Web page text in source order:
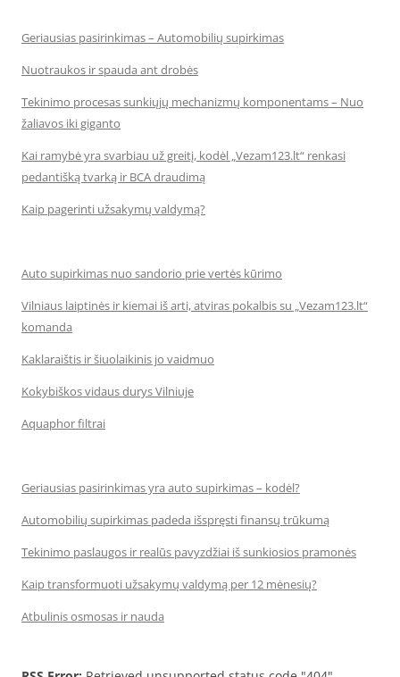
Geriausias pasirinkimas – Automobilių supirkimas
Nuotraukos ir spauda ant drobės
Tekinimo procesas sunkiųjų mechanizmų komponentams – Nuo
žaliavos iki giganto
Kai ramybė yra svarbiau už greitį, kodėl „Vezam123.lt“ renkasi
pedantišką tvarką ir BCA draudimą
Kaip pagerinti užsakymų valdymą?
Auto supirkimas nuo sandorio prie vertės kūrimo
Vilniaus laiptinės ir kiemai iš arti, atviras pokalbis su „Vezam123.lt“
komanda
Kaklaraištis ir šiuolaikinis jo vaidmuo
Kokybiškos vidaus durys Vilniuje
Aquaphor filtrai
Geriausias pasirinkimas yra auto supirkimas – kodėl?
Automobilių supirkimas padeda išspręsti finansų trūkumą
Tekinimo paslaugos ir realūs pavyzdžiai iš sunkiosios pramonės
Kaip transformuoti užsakymų valdymą per 12 mėnesių?
Atbulinis osmosas ir nauda